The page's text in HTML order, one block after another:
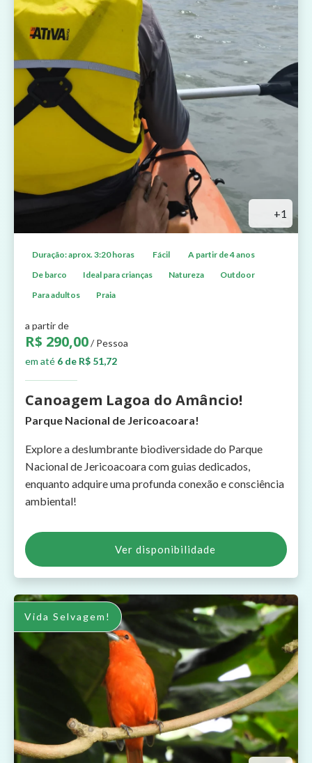
+1
Duração: aprox. 3:20 horas Fácil
A partir de 4 anos
De barco
Ideal para crianças Natureza
Outdoor
Para adultos
Praia
a partir de
R$ 290,00/ Pessoa
em até 6 de R$ 51,72
Canoagem Lagoa do Amâncio!
Parque Nacional de Jericoacoara!
Explore a deslumbrante biodiversidade do Parque
Nacional de Jericoacoara com guias dedicados,
enquanto adquire uma profunda conexão e consciência
ambiental!
Ver disponibilidade
Vida Selvagem!